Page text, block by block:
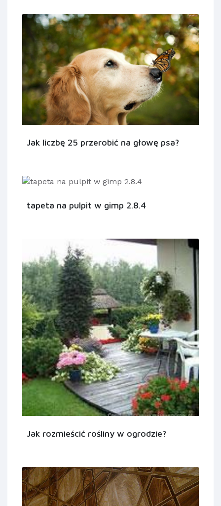
Jak liczbę 25 przerobić na głowę psa?
tapeta na pulpit w gimp 2.8.4
Jak rozmieścić rośliny w ogrodzie?